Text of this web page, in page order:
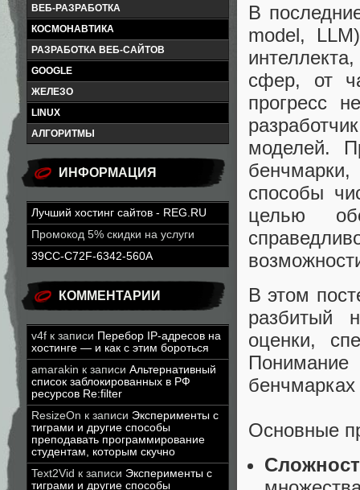
ВЕБ-РАЗРАБОТКА
КОСМОНАВТИКА
РАЗРАБОТКА ВЕБ-САЙТОВ
GOOGLE
ЖЕЛЕЗО
LINUX
АЛГОРИТМЫ
ИНФОРМАЦИЯ
Лучший хостинг сайтов - REG.RU
Промокод 5% скидки на услуги
39CC-C72F-6342-560A
КОММЕНТАРИИ
v4f к записи Перебор IP-адресов на
хостинге — и как с этим бороться
amarakin к записи Альтернативный
список заблокированных в РФ
ресурсов Re:filter
ResizeOn к записи Эксперименты с
тиграми и другие способы
преподавать программирование
студентам, которым скучно
Text2Vid к записи Эксперименты с
тиграми и другие способы
В
model,
сфер, от
прогресс
моделей.
способы
целью
В этом
разбитый
оценки,
бенчмарках
Основные